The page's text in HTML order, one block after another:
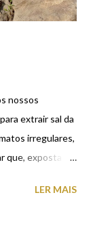
nossos
extrair sal da
irregulares,
que, exposta ao
da Idade do
LER MAIS